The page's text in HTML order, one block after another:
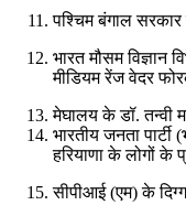
पश्चिम बंगाल सरकार
भारत मौसम विज्ञान
मीडियम रेंज वेदर
मेघालय के डॉ. तन्वी
भारतीय जनता
हरियाणा के लोगों के
सीपीआई (एम) के